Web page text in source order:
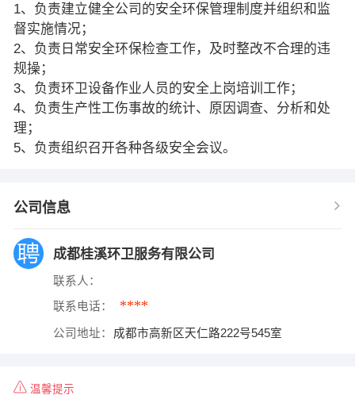
1、负责建立健全公司的安全环保管理制度并组织和监
督实施情况；
2、负责日常安全环保检查工作，及时整改不合理的违
规操；
3、负责环卫设备作业人员的安全上岗培训工作；
4、负责生产性工伤事故的统计、原因调查、分析和处
理；
5、负责组织召开各种各级安全会议。
公司信息
成都桂溪环卫服务有限公司
联系人：
联系电话： ****
公司地址： 成都市高新区天仁路222号545室
温馨提示